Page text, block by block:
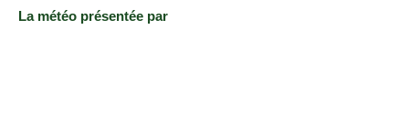
La météo présentée par